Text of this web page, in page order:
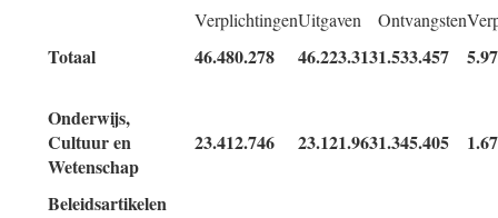
VerplichtingenUitgaven Ontvangsten
Totaal 46.480.278 46.223.3131.533.457
Onderwijs,
Cultuur en
Wetenschap
23.412.746 23.121.9631.345.405
Beleidsartikelen